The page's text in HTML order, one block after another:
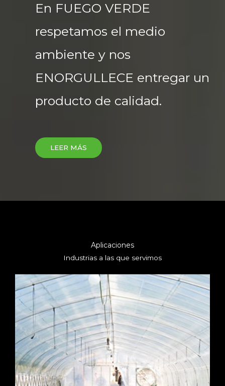
En FUEGO VERDE
respetamos el medio
ambiente y nos
ENORGULLECE entregar un
producto de calidad.
LEER MÁS
Aplicaciones
Industrias a las que servimos